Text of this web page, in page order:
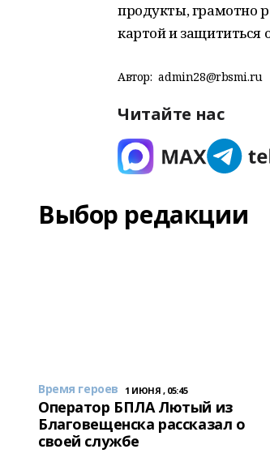
продукты, грамотно
картой и защититься
Автор: admin28@rbsmi.ru
Читайте нас
Выбор редакции
Время героев 1 ИЮНЯ , 05:45
Оператор БПЛА Лютый из
Благовещенска рассказал о
своей службе